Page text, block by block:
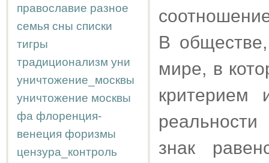
православие разное
семья сны списки
тигры
традиционализм уни
уничтожение_москвы
уничтожение москвы
фа флоренция-
венеция форизмы
цензура_контроль
В
мире, в
критерием
знак